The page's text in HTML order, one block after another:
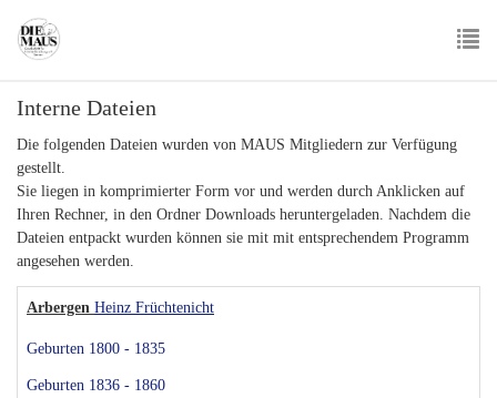
main
Interne Dateien
Die folgenden Dateien wurden von MAUS Mitgliedern zur Verfügung
gestellt.
Sie liegen in komprimierter Form vor und werden durch Anklicken auf
Ihren Rechner, in den Ordner Downloads heruntergeladen. Nachdem die
Dateien entpackt wurden können sie mit mit entsprechendem Programm
angesehen werden.
Arbergen Heinz Früchtenicht
Geburten 1800 - 1835
Geburten 1836 - 1860